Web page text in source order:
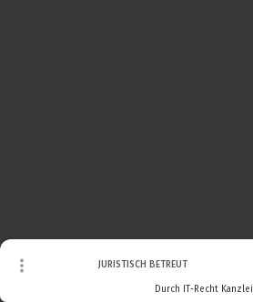
JURISTISCH BETREUT
Durch IT-Recht Kanzlei